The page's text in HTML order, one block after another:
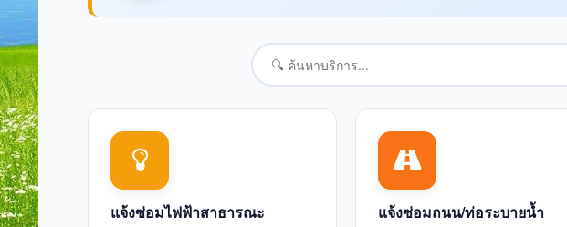
แจ้งซ่อมไฟฟ้าสาธารณะ แจ้งซ่อมถนน/ท่อระบายน้ำ